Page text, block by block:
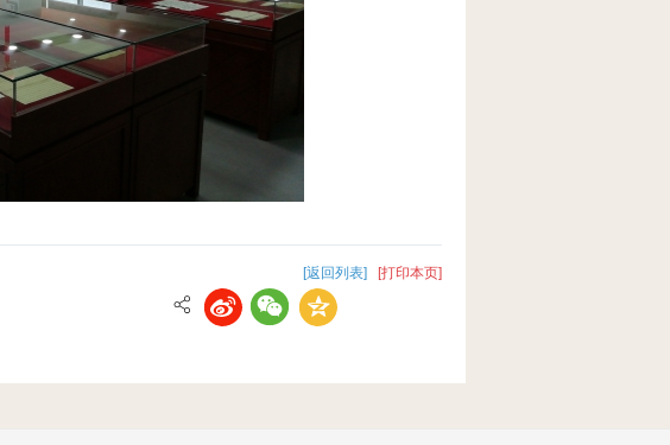
[返回列表] [打印本页]